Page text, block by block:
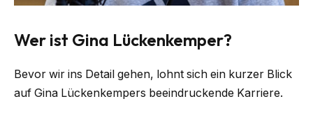
Wer ist Gina Lückenkemper?
Bevor wir ins Detail gehen, lohnt sich ein kurzer Blick
auf Gina Lückenkempers beeindruckende Karriere.